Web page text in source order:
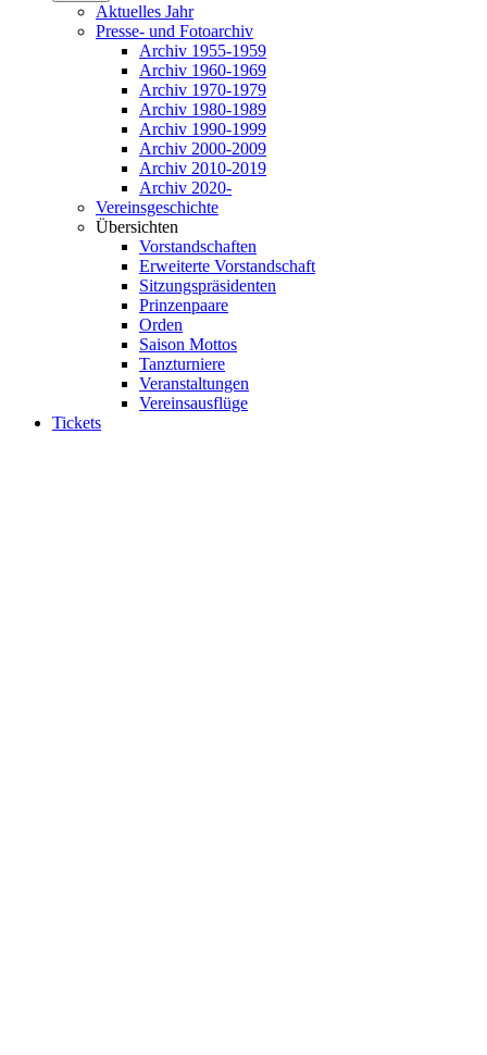
Aktuelles Jahr
Presse- und Fotoarchiv
Archiv 1955-1959
Archiv 1960-1969
Archiv 1970-1979
Archiv 1980-1989
Archiv 1990-1999
Archiv 2000-2009
Archiv 2010-2019
Archiv 2020-
Vereinsgeschichte
Übersichten
Vorstandschaften
Erweiterte Vorstandschaft
Sitzungspräsidenten
Prinzenpaare
Orden
Saison Mottos
Tanzturniere
Veranstaltungen
Vereinsausflüge
Tickets